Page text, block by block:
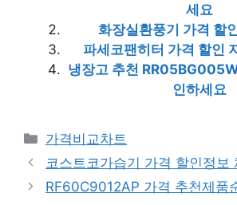
세요
화장실환풍기 가격 할
파세코팬히터 가격 할인
냉장고 추천
인하세요
카
테
리
가격비교차트
코스트코가습기 가격 할인정보
RF60C9012AP 가격 추천제품